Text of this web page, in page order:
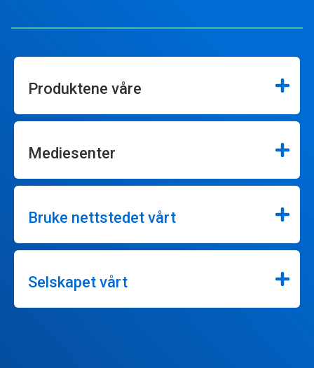
Produktene våre
Mediesenter
Bruke nettstedet vårt
Selskapet vårt